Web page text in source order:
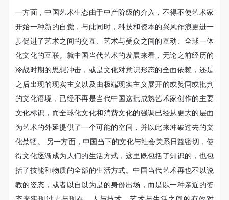
达、黄永砯、李山、刘小东、吕胜中、罗中立、缪晓
庆、王庆松、王易罡、徐冰、向京、严培明、杨福东、
叶永青、展望、张大力、周铁海。
因此，“碰撞”不仅仅是面对此次全球艺术品收藏论坛，
推。但与此同时，我们也理想性地希望中国当代艺术从
狭义的领域出走，与来自全球的艺术品收藏论坛在彼此
的对应与选择中滋生出进一步互动的可能性。
创办于2004年、以欧洲为中心的“全球艺术品收藏论
坛”，已有5年的历史，它前瞻性的视野和决策性的引导
一方面，中国艺术生态由于中产阶级的介入，不得不使艺术家
开始一种新的自觉，与此同时，科技和资本的兴风作浪更进一
步促进了艺术之间的交互、艺术与受众之间的互动、全球一体
化文化的互联。就中国当代艺术的发展来看，无论之前经历的
冷战时期的思想冲击，或是文化对意识形态的全面依赖，还是
之后出现的现实主义以及由极端现实主义展开的或赞同或批判
的文化语境，已经不再是当代中国这批成熟艺术家创作的主要
文化标识，而全球化文化和消费文化的强调已经从更大的层面
为艺术的外延提供了一个可能的空间，并以此来冲破过去的文
化禁锢。 另一方面，中国当下的文化与社会关系日益密切，使
得文化逐渐成为人们的生活方式，这里既包括了知识的，也包
括了技能和物质的全部的生活方式。中国当代艺术再也不以说
教的姿态，或者以自以为是的身份出场，而是以一种亲近的姿
与者因个人原因在使用相应绘画工具、创作材料及配
套设备、设施造成个人受伤、伤害他人及造成相应工
具、材料、设备或设施的故障或损坏。参与活动者应
当承当相应的全部责任，并主动赔偿相应的经济损
失。活动中任何非事故当事人及美术馆将不承担人身
事故的任何责任。
中央美术学院美术馆肖像权许可使用协议
根据《中华人民共和国广告法》、《中华人民共和国
民法通则》以及 最高人民法院关于贯彻执行 《中华
人民共和国民法通则》若干问题的意见（试行）>的
有关规定，为明确肖像许可方（甲方）和使用方（乙
方）的权利义务关系，经双方友好协商，甲乙双方就
带有甲方肖像的作品的使用达成如下一致协议：
一、 一般约定
与者因个人原因在使用相应绘画工具、创作材料及配
套设备、设施造成个人受伤、伤害他人及造成相应工
具、材料、设备或设施的故障或损坏。参与活动者应
当承当相应的全部责任，并主动赔偿相应的经济损
失。活动中任何非事故当事人及美术馆将不承担人身
事故的任何责任。
中央美术学院美术馆肖像权许可使用协议
根据《中华人民共和国广告法》、《中华人民共和国
民法通则》以及 最高人民法院关于贯彻执行 《中华
人民共和国民法通则》若干问题的意见（试行）>的
有关规定，为明确肖像许可方（甲方）和使用方（乙
方）的权利义务关系，经双方友好协商，甲乙双方就
带有甲方肖像的作品的使用达成如下一致协议：
一、 一般约定
与者因个人原因在使用相应绘画工具、创作材料及配
套设备、设施造成个人受伤、伤害他人及造成相应工
具、材料、设备或设施的故障或损坏。参与活动者应
当承当相应的全部责任，并主动赔偿相应的经济损
失。活动中任何非事故当事人及美术馆将不承担人身
事故的任何责任。
中央美术学院美术馆肖像权许可使用协议
根据《中华人民共和国广告法》、《中华人民共和国
民法通则》以及 最高人民法院关于贯彻执行 《中华
人民共和国民法通则》若干问题的意见（试行）>的
有关规定，为明确肖像许可方（甲方）和使用方（乙
方）的权利义务关系，经双方友好协商，甲乙双方就
带有甲方肖像的作品的使用达成如下一致协议：
一、 一般约定